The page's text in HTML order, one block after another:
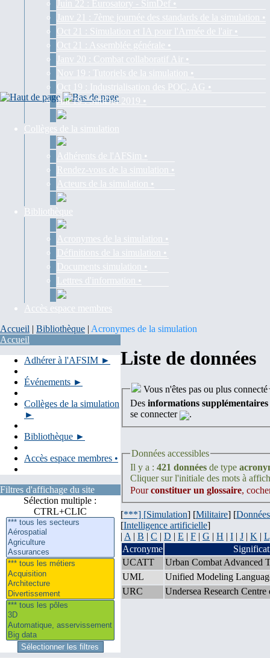
Juin 22 : Eurosatory - SimDef •
Janv 21 : 7ème journée des standards de la simulation •
Oct 21 : Simulation et IA pour l'Armée de l'air •
Oct 21 : Assemblée générale •
Janv 20 : Combat collaboratif Air •
Nov 19 : Tutoriels de la simulation •
Oct 19 : Industrialisation des POC, AG •
Juil 19 : SimDef 2019 •
Collèges de la simulation
Adhérents de l'AFSim •
Rendez-vous de la simulation •
Acteurs de la simulation •
Bibliothèque
Acronymes de la simulation •
Définitions de la simulation •
Documents simulation •
Lettres d'information •
Accès espace membres
Accueil | Bibliothèque | Acronymes de la simulation
Accueil
Adhérer à l'AFSIM ►
Événements ►
Collèges de la simulation
►
Bibliothèque ►
Accès espace membres •
Filtres d'affichage du site
Sélection multiple :
CTRL+CLIC
Liste de données
Vous n'êtes pas ou plus connecté
Des informations supplémentaires
se connecter
.
Données accessibles
Il y a : 421 données de type
Cliquer sur l'initiale des mots à
Pourconstituer un glossaire,
[***] [Simulation] [Militaire] [Données
[Intelligence artificielle]
| A | B | C | D | E | F | G | H | I | J | K | L
Acronyme
UCATT
Urban Combat Advanced
UML
Unified Modeling
URC
Undersea Research